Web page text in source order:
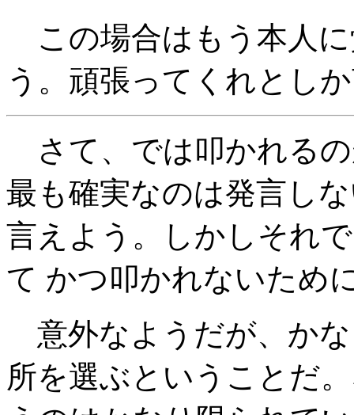
この場合はもう本人
う。頑張ってくれとし
さて、では叩かれる
最も確実なのは発言し
言えよう。しかしそれ
て かつ叩かれないため
意外なようだが、か
所を選ぶということだ